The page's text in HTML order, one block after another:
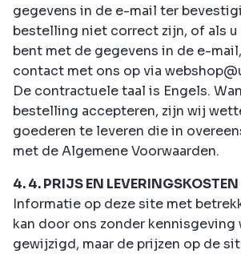
gegevens in de e-mail ter
bestelling niet correct zijn, of als
bent met de gegevens in de e-
contact met ons op via
De contractuele taal is Engels.
bestelling accepteren, zijn wij
goederen te leveren die in
met de Algemene Voorwaarden.
4. 4. PRIJS EN LEVERINGSKOSTEN
Informatie op deze site met
kan door ons zonder kennisgeving
gewijzigd, maar de prijzen op de